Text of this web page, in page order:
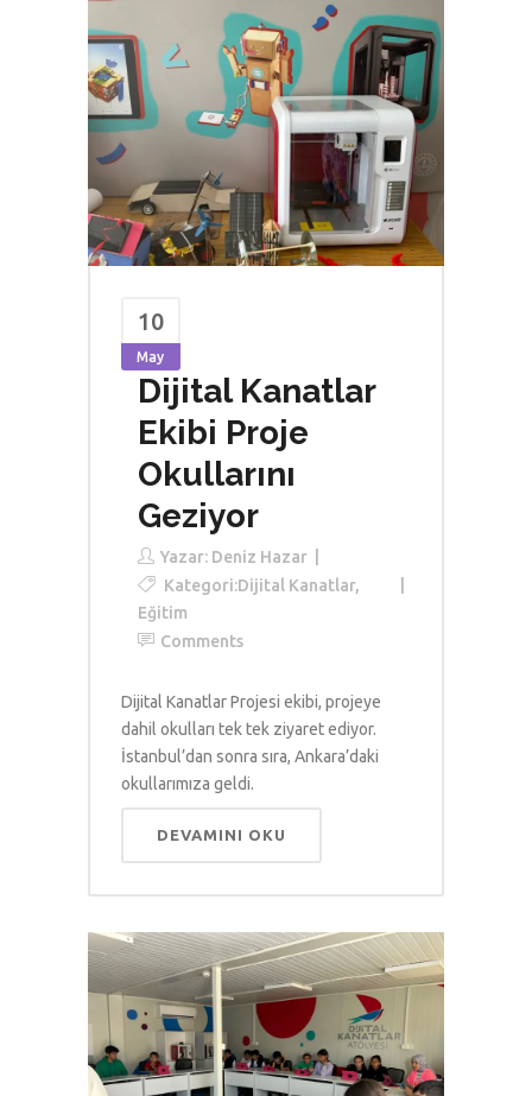
10
May
Dijital Kanatlar
Ekibi Proje
Okullarını
Geziyor
Yazar: Deniz Hazar
Kategori:Dijital Kanatlar,
Eğitim
Comments
Dijital Kanatlar Projesi ekibi, projeye
dahil okulları tek tek ziyaret ediyor.
İstanbul’dan sonra sıra, Ankara’daki
okullarımıza geldi.
DEVAMINI OKU